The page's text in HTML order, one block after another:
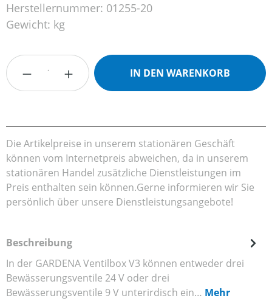
Herstellernummer: 01255-20
Gewicht: kg
Produkt Anzahl: Gib den gewünschten
IN DEN WARENKORB
Die Artikelpreise in unserem stationären Geschäft
können vom Internetpreis abweichen, da in unserem
stationären Handel zusätzliche Dienstleistungen im
Preis enthalten sein können.Gerne informieren wir Sie
persönlich über unsere Dienstleistungsangebote!
Beschreibung
In der GARDENA Ventilbox V3 können entweder drei
Bewässerungsventile 24 V oder drei
Bewässerungsventile 9 V unterirdisch ein… Mehr